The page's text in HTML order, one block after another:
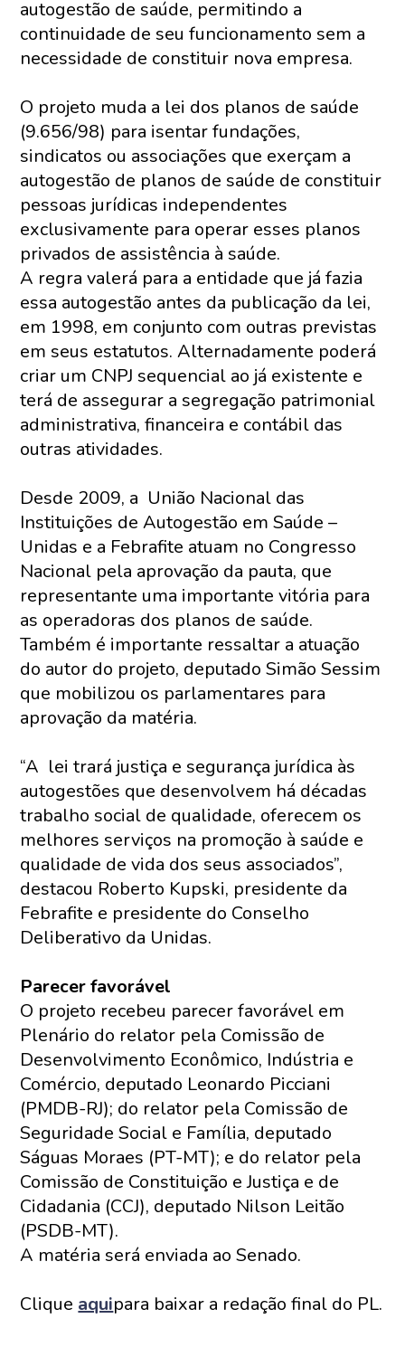
autogestão de saúde, permitindo a
continuidade de seu funcionamento sem a
necessidade de constituir nova empresa.
O projeto muda a lei dos planos de saúde
(9.656/98) para isentar fundações,
sindicatos ou associações que exerçam a
autogestão de planos de saúde de constituir
pessoas jurídicas independentes
exclusivamente para operar esses planos
privados de assistência à saúde.
A regra valerá para a entidade que já fazia
essa autogestão antes da publicação da lei,
em 1998, em conjunto com outras previstas
em seus estatutos. Alternadamente poderá
criar um CNPJ sequencial ao já existente e
terá de assegurar a segregação patrimonial
administrativa, financeira e contábil das
outras atividades.
Desde 2009, a União Nacional das
Instituições de Autogestão em Saúde –
Unidas e a Febrafite atuam no Congresso
Nacional pela aprovação da pauta, que
representante uma importante vitória para
as operadoras dos planos de saúde.
Também é importante ressaltar a atuação
do autor do projeto, deputado Simão Sessim
que mobilizou os parlamentares para
aprovação da matéria.
“A lei trará justiça e segurança jurídica às
autogestões que desenvolvem há décadas
trabalho social de qualidade, oferecem os
melhores serviços na promoção à saúde e
qualidade de vida dos seus associados”,
destacou Roberto Kupski, presidente da
Febrafite e presidente do Conselho
Deliberativo da Unidas.
Parecer favorável
O projeto recebeu parecer favorável em
Plenário do relator pela Comissão de
Desenvolvimento Econômico, Indústria e
Comércio, deputado Leonardo Picciani
(PMDB-RJ); do relator pela Comissão de
Seguridade Social e Família, deputado
Ságuas Moraes (PT-MT); e do relator pela
Comissão de Constituição e Justiça e de
Cidadania (CCJ), deputado Nilson Leitão
(PSDB-MT).
A matéria será enviada ao Senado.
Clique aquipara baixar a redação final do PL.